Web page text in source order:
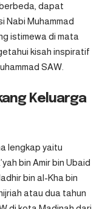
dapat
Nabi Muhammad
istimewa di mata
kisah inspiratif
SAW.
Keluarga
lengkap yaitu
bin Amir bin Ubaid
bin al-Kha bin
atau dua tahun